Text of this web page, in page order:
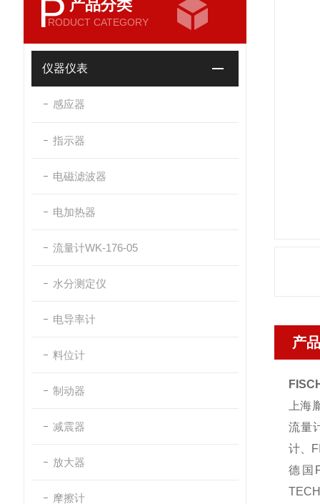
P 产品分类
RODUCT CATEGORY
仪器仪表
感应器
指示器
电磁滤波器
电加热器
流量计WK-176-05
水分测定仪
电导率计
料位计
制动器
减震器
放大器
摩擦计
产
上海
流量
计、
德国